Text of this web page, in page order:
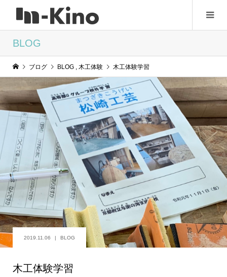
BLOG
ブログ BLOG , 木工体験 木工体験学習
2019.11.06 BLOG
木工体験学習